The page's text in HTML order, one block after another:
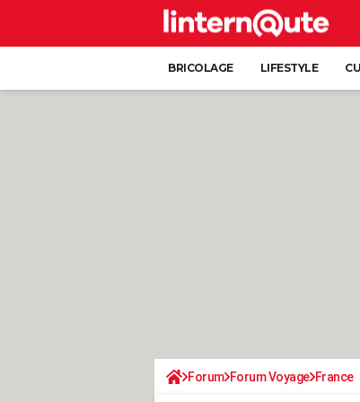
BRICOLAGE LIFESTYLE
Forum Forum Voyage France